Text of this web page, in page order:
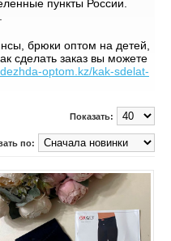
пункты России.
брюки оптом на детей,
сделать заказ вы можете
optom.kz/kak-sdelat-
Показать:
по: